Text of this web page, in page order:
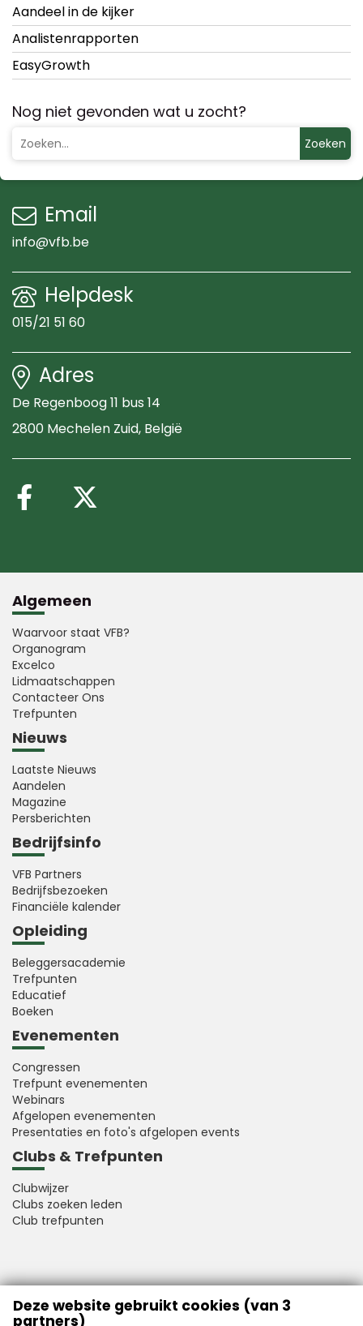
Aandeel in de kijker
Analistenrapporten
EasyGrowth
Nog niet gevonden wat u zocht?
Zoeken
Email
info@vfb.be
Helpdesk
015/21 51 60
Adres
De Regenboog 11 bus 14
2800 Mechelen Zuid, België
Volg ons op Facebook
Algemeen
Waarvoor staat VFB?
Organogram
Excelco
Lidmaatschappen
Contacteer Ons
Trefpunten
Nieuws
Laatste Nieuws
Aandelen
Magazine
Persberichten
Bedrijfsinfo
VFB Partners
Bedrijfsbezoeken
Financiële kalender
Opleiding
Beleggersacademie
Trefpunten
Educatief
Boeken
Evenementen
Congressen
Trefpunt evenementen
Webinars
Afgelopen evenementen
Presentaties en foto's afgelopen events
Clubs & Trefpunten
Clubwijzer
Clubs zoeken leden
Club trefpunten
VFB is a member of Better Finance
Deze website gebruikt cookies (van 3
partners)